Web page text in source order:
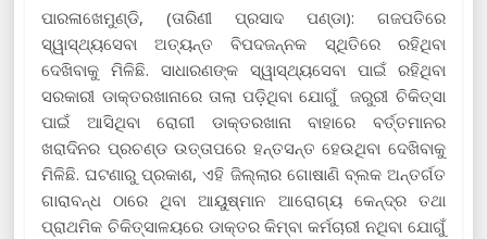
ପାରଳାଖେମୁଣ୍ଡି, (ତାରିଣୀ ପ୍ରସାଦ ପଣ୍ଡା): ଗଜପତିରେ
ସ୍ୱାସ୍ଥ୍ୟସେବା ଅତ୍ୟନ୍ତ ବିପଦଜନ୍ନକ ସ୍ଥିତିରେ ରହିଥିବା
ଦେଖିବାକୁ ମିଳିଛି. ସାଧାରଣଙ୍କ ସ୍ୱାସ୍ଥ୍ୟସେବା ପାଇଁ ରହିଥିବା
ସରକାରୀ ଡାକ୍ତରଖାନାରେ ତାଲା ପଡ଼ିଥିବା ଯୋଗୁଁ ଜରୁରୀ ଚିକିତ୍ସା
ପାଇଁ ଆସିଥିବା ରୋଗୀ ଡାକ୍ତରଖାନା ବାହାରେ ବର୍ତ୍ତମାନର
ଖରାଦିନର ପ୍ରଚଣ୍ଡ ଉତ୍ତାପରେ ହନ୍ତସନ୍ତ ହେଉଥିବା ଦେଖିବାକୁ
ମିଳିଛି. ଘଟଣାରୁ ପ୍ରକାଶ, ଏହି ଜିଲ୍ଲାର ଗୋଷାଣି ବ୍ଲକ ଅନ୍ତର୍ଗତ
ଗାରାବନ୍ଧ ଠାରେ ଥିବା ଆୟୁଷ୍ମାନ ଆରୋଗ୍ୟ କେନ୍ଦ୍ର ତଥା
ପ୍ରାଥମିକ ଚିକିତ୍ସାଳୟରେ ଡାକ୍ତର କିମ୍ବା କର୍ମଚାରୀ ନଥିବା ଯୋଗୁଁ